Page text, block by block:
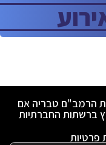
הרמב"ם טבריה אם
ברשתות החברתיות
פרטיות